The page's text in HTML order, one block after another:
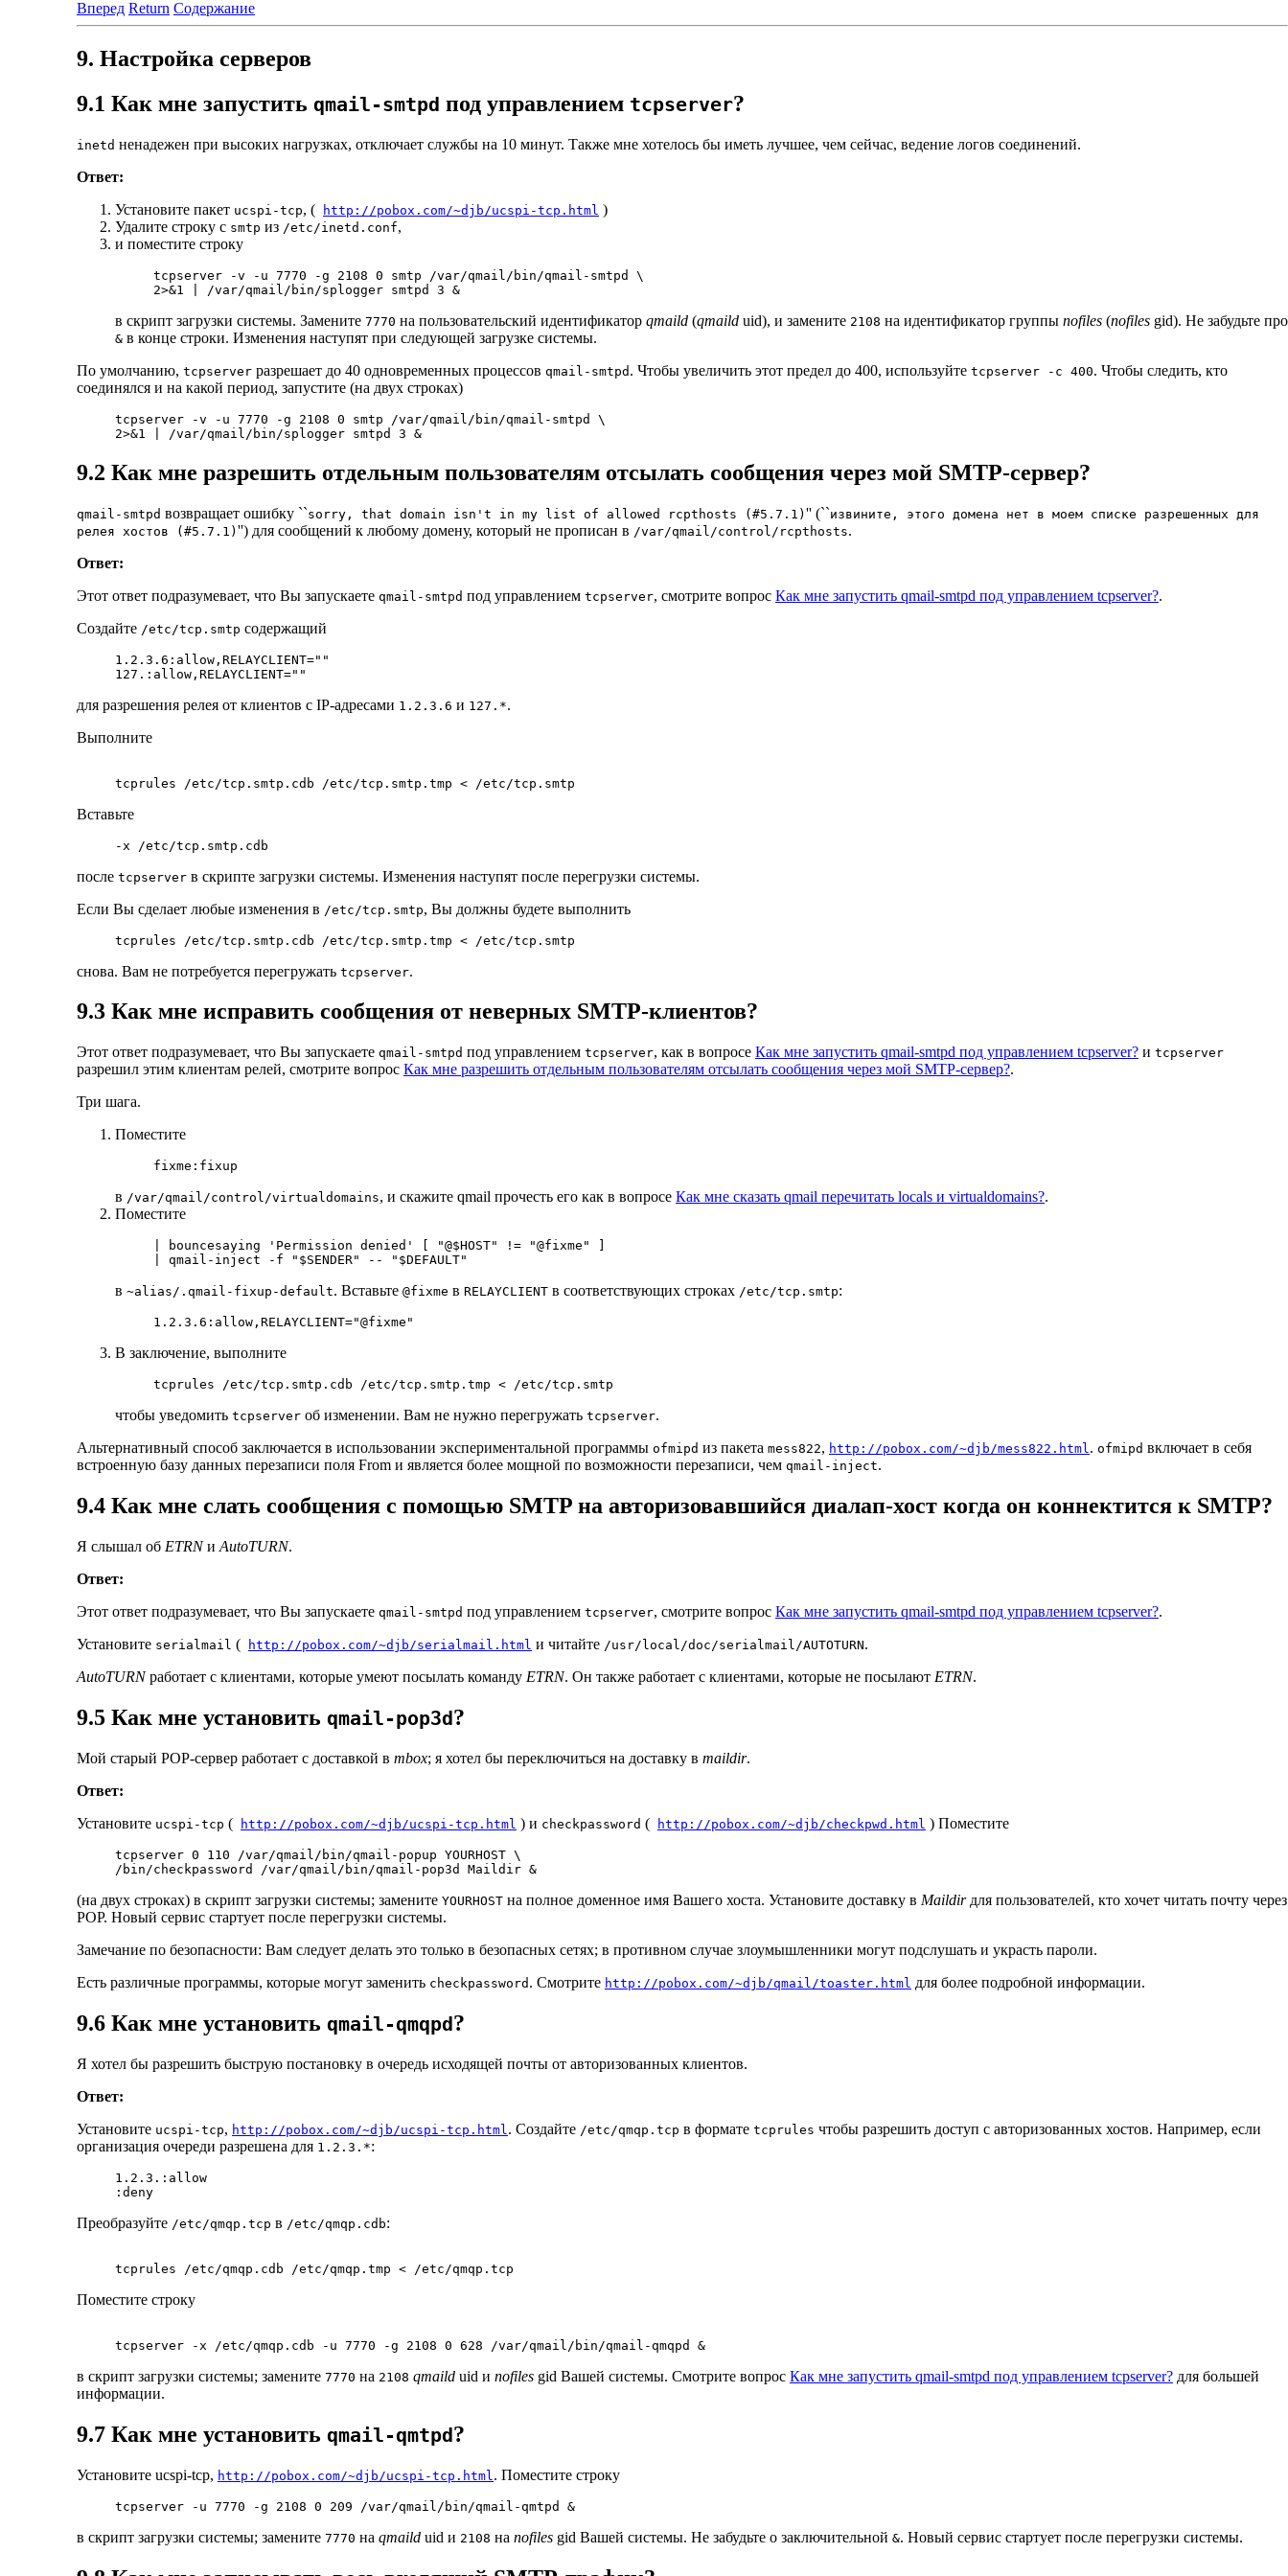
Вперед Return Содержание
9. Настройка серверов
9.1 Как мне запустить qmail-smtpd под управлением tcpserver?
inetd ненадежен при высоких нагрузках, отключает службы на 10 минут. Также мне хотелось бы иметь лучшее, чем сейчас, ведение логов соединений.
Ответ:
Установите пакет ucspi-tcp, ( http://pobox.com/~djb/ucspi-tcp.html )
Удалите строку с smtp из /etc/inetd.conf,
и поместите строку
tcpserver -v -u 7770 -g 2108 0 smtp /var/qmail/bin/qmail-smtpd \
в скрипт загрузки системы. Замените 7770 на пользовательский идентификатор qmaild (qmaild uid), и замените 2108 на идентификатор группы nofiles (nofiles gid). Не забудьте про
& в конце строки. Изменения наступят при следующей загрузке системы.
По умолчанию, tcpserver разрешает до 40 одновременных процессов qmail-smtpd . Чтобы увеличить этот предел до 400, используйте tcpserver -c 400. Чтобы следить, кто
соединялся и на какой период, запустите (на двух строках)
tcpserver -v -u 7770 -g 2108 0 smtp /var/qmail/bin/qmail-smtpd \
9.2 Как мне разрешить отдельным пользователям отсылать сообщения через мой SMTP-сервер?
qmail-smtpd возвращает ошибку ``sorry, that domain isn't in my list of allowed rcpthosts (#5.7.1) '' (``извините, этого домена нет в моем списке разрешенных для
релея хостов (#5.7.1) '') для сообщений к любому домену, который не прописан в /var/qmail/control/rcpthosts.
Ответ:
Этот ответ подразумевает, что Вы запускаете qmail-smtpd под управлением tcpserver, смотрите вопрос Как мне запустить qmail-smtpd под управлением tcpserver?.
Создайте /etc/tcp.smtp содержащий
1.2.3.6:allow,RELAYCLIENT=""
для разрешения релея от клиентов с IP-адресами 1.2.3.6 и 127.*.
Выполните
Вставьте
после tcpserver в скрипте загрузки системы. Изменения наступят после перегрузки системы.
Если Вы сделает любые изменения в /etc/tcp.smtp, Вы должны будете выполнить
снова. Вам не потребуется перегружать tcpserver.
9.3 Как мне исправить сообщения от неверных SMTP-клиентов?
Этот ответ подразумевает, что Вы запускаете qmail-smtpd под управлением tcpserver, как в вопросе Как мне запустить qmail-smtpd под управлением tcpserver? и tcpserver
разрешил этим клиентам релей, смотрите вопрос Как мне разрешить отдельным пользователям отсылать сообщения через мой SMTP-сервер?.
Три шага.
Поместите
в /var/qmail/control/virtualdomains, и скажите qmail прочесть его как в вопросе Как мне сказать qmail перечитать locals и virtualdomains?.
Поместите
| bouncesaying 'Permission denied' [ "@$HOST" != "@fixme" ]
в ~alias/.qmail-fixup-default. Вставьте @fixme в RELAYCLIENT в соответствующих строках /etc/tcp.smtp:
В заключение, выполните
чтобы уведомить tcpserver об изменении. Вам не нужно перегружать tcpserver.
Альтернативный способ заключается в использовании экспериментальной программы ofmipd из пакета mess822, http://pobox.com/~djb/mess822.html. ofmipd включает в себя
встроенную базу данных перезаписи поля From и является более мощной по возможности перезаписи, чем qmail-inject.
9.4 Как мне слать сообщения с помощью SMTP на авторизовавшийся диалап-хост когда он коннектится к SMTP?
Я слышал об ETRNи AutoTURN.
Ответ:
Этот ответ подразумевает, что Вы запускаете qmail-smtpd под управлением tcpserver, смотрите вопрос Как мне запустить qmail-smtpd под управлением tcpserver?.
Установите serialmail ( http://pobox.com/~djb/serialmail.html и читайте /usr/local/doc/serialmail/AUTOTURN.
AutoTURNработает с клиентами, которые умеют посылать команду ETRN. Он также работает с клиентами, которые не посылают ETRN.
9.5 Как мне установить qmail-pop3d ?
Мой старый POP-сервер работает с доставкой в mbox; я хотел бы переключиться на доставку в maildir.
Ответ:
Установите ucspi-tcp ( http://pobox.com/~djb/ucspi-tcp.html ) и checkpassword ( http://pobox.com/~djb/checkpwd.html ) Поместите
tcpserver 0 110 /var/qmail/bin/qmail-popup YOURHOST \
(на двух строках) в скрипт загрузки системы; замените YOURHOST на полное доменное имя Вашего хоста. Установите доставку в Maildirдля пользователей, кто хочет читать почту через
POP. Новый сервис стартует после перегрузки системы.
Замечание по безопасности: Вам следует делать это только в безопасных сетях; в противном случае злоумышленники могут подслушать и украсть пароли.
Есть различные программы, которые могут заменить checkpassword . Смотрите http://pobox.com/~djb/qmail/toaster.html для более подробной информации.
9.6 Как мне установить qmail-qmqpd ?
Я хотел бы разрешить быструю постановку в очередь исходящей почты от авторизованных клиентов.
Ответ:
Установите ucspi-tcp, http://pobox.com/~djb/ucspi-tcp.html . Создайте /etc/qmqp.tcp в формате tcprules чтобы разрешить доступ с авторизованных хостов. Например, если
организация очереди разрешена для 1.2.3.*:
1.2.3.:allow
Преобразуйте /etc/qmqp.tcp в /etc/qmqp.cdb:
Поместите строку
в скрипт загрузки системы; замените 7770 на 2108 qmaild uid и nofiles gid Вашей системы. Смотрите вопрос Как мне запустить qmail-smtpd под управлением tcpserver? для большей
информации.
9.7 Как мне установить qmail-qmtpd ?
Установите ucspi-tcp, http://pobox.com/~djb/ucspi-tcp.html . Поместите строку
в скрипт загрузки системы; замените 7770 на qmaild uid и 2108 на nofiles gid Вашей системы. Не забудьте о заключительной &. Новый сервис стартует после перегрузки системы.